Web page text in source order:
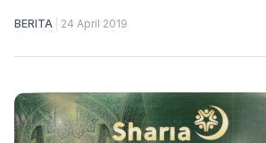
BERITA 24 April 2019